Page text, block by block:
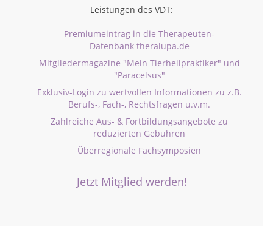
Leistungen des VDT:
Premiumeintrag in die Therapeuten-
Datenbank theralupa.de
Mitgliedermagazine "Mein Tierheilpraktiker" und
"Paracelsus"
Exklusiv-Login zu wertvollen Informationen zu z.B.
Berufs-, Fach-, Rechtsfragen u.v.m.
Zahlreiche Aus- & Fortbildungsangebote zu
reduzierten Gebühren
Überregionale Fachsymposien
Jetzt Mitglied werden!